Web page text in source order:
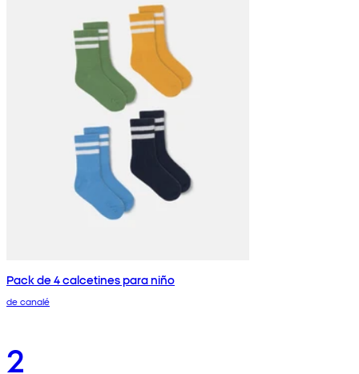
Pack de 4 calcetines para niño
de canalé
2